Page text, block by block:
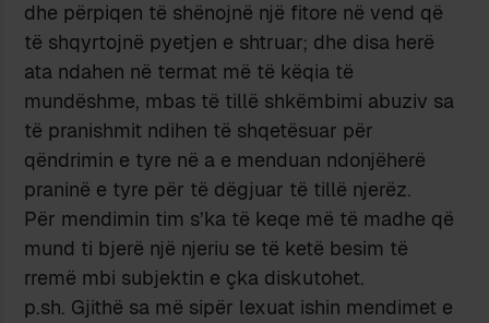
dhe përpiqen të shënojnë një fitore në vend që
të shqyrtojnë pyetjen e shtruar; dhe disa herë
ata ndahen në termat më të këqia të
mundëshme, mbas të tillë shkëmbimi abuziv sa
të pranishmit ndihen të shqetësuar për
qëndrimin e tyre në a e menduan ndonjëherë
praninë e tyre për të dëgjuar të tillë njerëz.
Për mendimin tim s’ka të keqe më të madhe që
mund ti bjerë një njeriu se të ketë besim të
rremë mbi subjektin e çka diskutohet.
p.sh. Gjithë sa më sipër lexuat ishin mendimet e